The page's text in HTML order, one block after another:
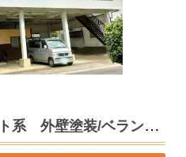
南埼玉郡宮代町 ホワイト系 外壁塗装/ベランダ防水・屋根工事 O様邸